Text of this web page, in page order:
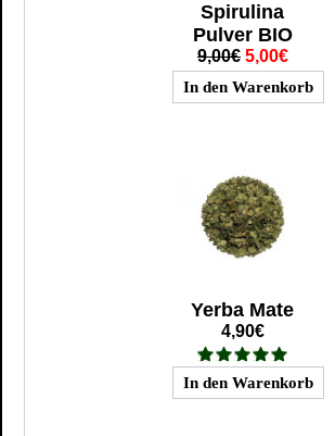
Spirulina
Pulver BIO
9,00€ 5,00€
Yerba Mate
4,90€